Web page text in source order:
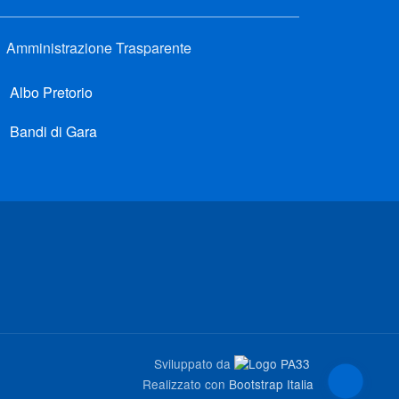
Amministrazione Trasparente
Albo Pretorio
Bandi di Gara
Sviluppato da
Realizzato con Bootstrap Italia